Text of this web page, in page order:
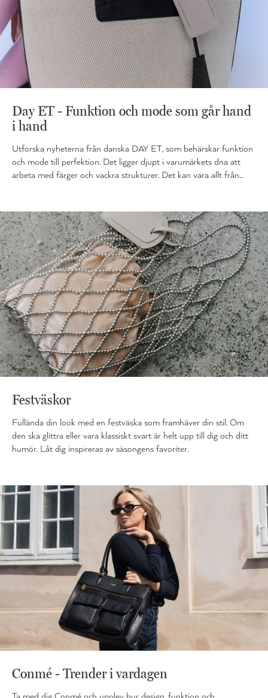
Day ET - Funktion och mode som går hand
i hand
Utforska nyheterna från danska DAY ET, som behärskar funktion
och mode till perfektion. Det ligger djupt i varumärkets dna att
arbeta med färger och vackra strukturer. Det kan vara allt från...
Festväskor
Fullända din look med en festväska som framhäver din stil. Om
den ska glittra eller vara klassiskt svart är helt upp till dig och ditt
humör. Låt dig inspireras av säsongens favoriter.
Conmé - Trender i vardagen